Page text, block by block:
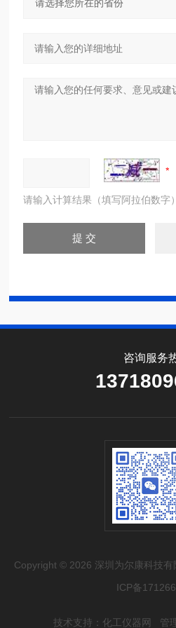
请输入计算结果（填写阿拉伯数字
咨询服务
Copyright © 2026 深圳为尔康科技
ICP备
技术支持： 化工仪器网 管